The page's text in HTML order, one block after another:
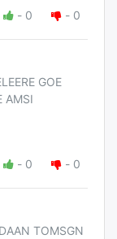
- 0 - 0
GOE
AMSI
- 0 - 0
TOMSGN